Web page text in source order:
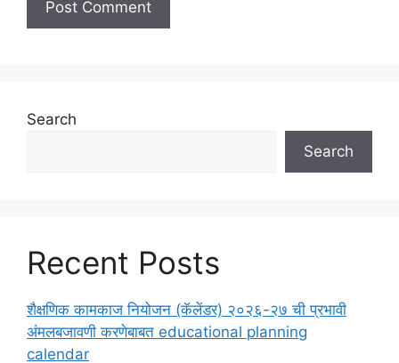
Search
Search
Recent Posts
शैक्षणिक कामकाज नियोजन (कॅलेंडर) २०२६-२७ ची प्रभावी
अंमलबजावणी करणेबाबत educational planning
calendar